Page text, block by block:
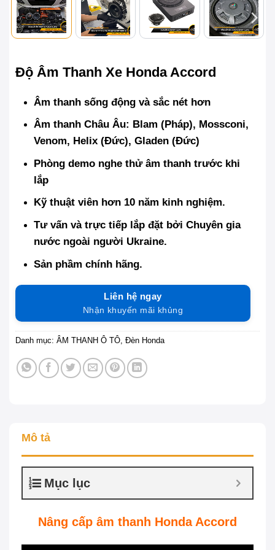
Độ Âm Thanh Xe Honda Accord
Âm thanh sống động và sắc nét hơn
Âm thanh Châu Âu: Blam (Pháp), Mossconi,
Venom, Helix (Đức), Gladen (Đức)
Phòng demo nghe thử âm thanh trước khi
lắp
Kỹ thuật viên hơn 10 năm kinh nghiệm.
Tư vấn và trực tiếp lắp đặt bởi Chuyên gia
nước ngoài người Ukraine.
Sản phầm chính hãng.
Liên hệ ngay
Nhận khuyến mãi khủng
Danh mục: ÂM THANH Ô TÔ, Đèn Honda
Mô tả
Mục lục
Nâng cấp âm thanh Honda Accord